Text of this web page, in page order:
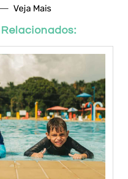
Veja Mais